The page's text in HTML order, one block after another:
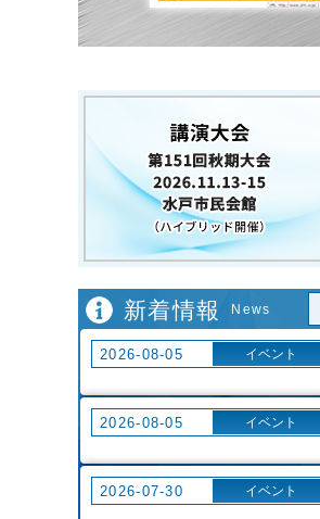
新着情報 News
2026-08-05 イベント
2026-08-05 イベント
2026-07-30 イベント